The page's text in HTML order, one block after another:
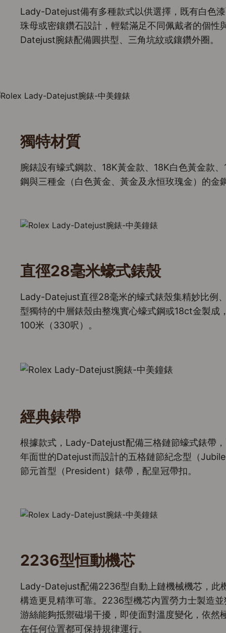
Lady-Datejust備有多種款式以供選擇，既有白色
珠母或密鑲鑽石設計，輕鬆滿足不同佩戴者的個性
Datejust腕錶配備圓拱型、三角坑紋或鑲鑽外圈。
獨特材質
腕錶設有蠔式鋼款、18K黃金款、18K白色黃金款
鋼與三種金（白色黃金、黃金及永恒玫瑰金）的金
直徑28毫米蠔式錶殼
Lady-Datejust直徑28毫米的蠔式錶殼集精妙比例
型獨特的中層錶殼由整塊實心蠔式鋼或18ct金製成
100米（330呎）。
經典錶帶
根據款式，Lady-Datejust配備三格鏈節蠔式錶帶
年面世的Datejust而設計的五格鏈節紀念型（
節元首型（President）錶帶，配皇冠帶扣。
2236型恒動機芯
Lady-Datejust配備2236型自動上鏈機械機芯，此
構造更見精準可靠。2236型機芯內置勞力士製造
游絲能夠抵禦磁場干擾，即使面對溫度變化，依然
在任何位置都可保持規律運行。